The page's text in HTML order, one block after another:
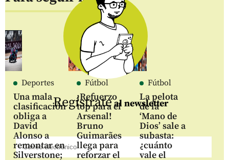
Deportes
Una mala
clasificación
obliga a
David
Alonso a
remontar en
Silverstone;
Fútbol
¡Refuerzo
top para el
Arsenal!
Bruno
Guimarães
llega para
reforzar el
Fútbol
La pelota
de la
‘Mano de
Dios’ sale a
subasta:
¿cuánto
vale el
Regístrateal newsletter